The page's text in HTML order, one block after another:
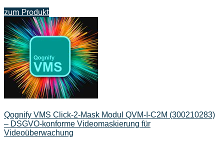
zum Produkt
Qognify VMS Click-2-Mask Modul QVM-I-C2M (300210283)
– DSGVO-konforme Videomaskierung für
Videoüberwachung